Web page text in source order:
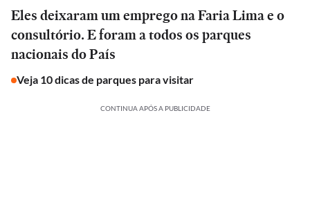
Eles deixaram um emprego na Faria Lima e o
consultório. E foram a todos os parques
nacionais do País
Veja 10 dicas de parques para visitar
CONTINUA APÓS A PUBLICIDADE